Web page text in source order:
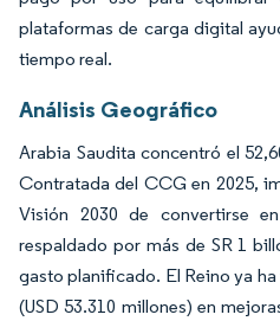
plataformas de carga digital
tiempo real.
Análisis Geográfico
Arabia Saudita concentró el
Contratada del CCG en 2025,
Visión 2030 de convertirse
respaldado por más de SR 1
gasto planificado. El Reino ya
(USD 53.310 millones) en